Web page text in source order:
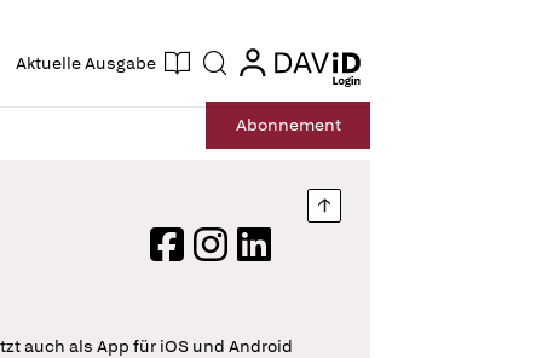
Aktuelle Ausgabe Suche login
login
Abonnement
Nach oben springen
FacebookInstagram
LinkedIn
auch als App für iOS und Android